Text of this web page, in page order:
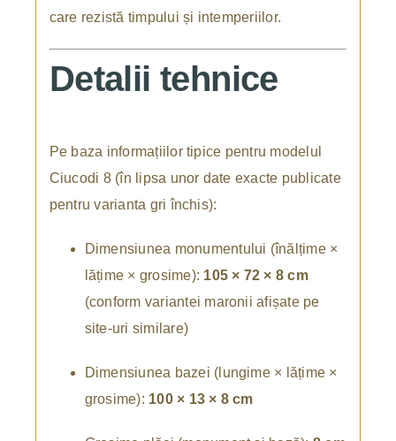
care rezistă timpului și intemperiilor.
Detalii tehnice
Pe baza informațiilor tipice pentru modelul
Ciucodi 8 (în lipsa unor date exacte publicate
pentru varianta gri închis):
Dimensiunea monumentului (înălțime ×
lățime × grosime): 105 × 72 × 8 cm
(conform variantei maronii afișate pe
site-uri similare)
Dimensiunea bazei (lungime × lățime ×
grosime): 100 × 13 × 8 cm